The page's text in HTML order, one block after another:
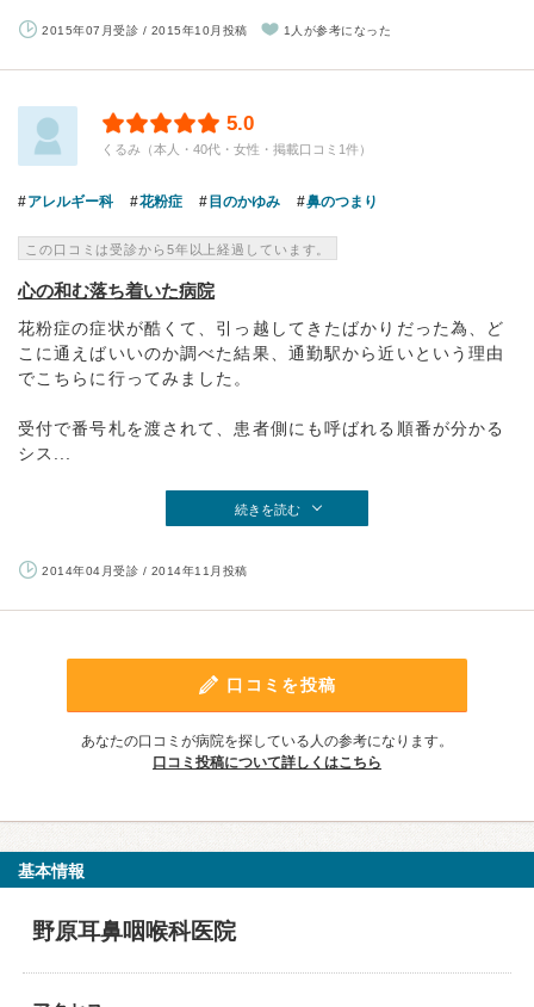
2015年07月受診 / 2015年10月投稿 1人が参考になった
5.0
くるみ（本人・40代・女性・掲載口コミ1件）
アレルギー科 花粉症 目のかゆみ 鼻のつまり
この口コミは受診から5年以上経過しています。
心の和む落ち着いた病院
花粉症の症状が酷くて、引っ越してきたばかりだった為、ど
こに通えばいいのか調べた結果、通勤駅から近いという理由
でこちらに行ってみました。
受付で番号札を渡されて、患者側にも呼ばれる順番が分かる
シス...
続きを読む
2014年04月受診 / 2014年11月投稿
口コミを投稿
あなたの口コミが病院を探している人の参考になります。
口コミ投稿について詳しくはこちら
基本情報
野原耳鼻咽喉科医院